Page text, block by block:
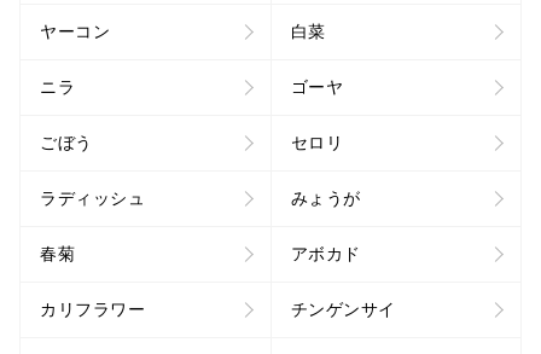
ヤーコン 白菜
ニラ ゴーヤ
ごぼう セロリ
ラディッシュ みょうが
春菊 アボカド
カリフラワー チンゲンサイ